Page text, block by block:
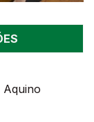
Aquino